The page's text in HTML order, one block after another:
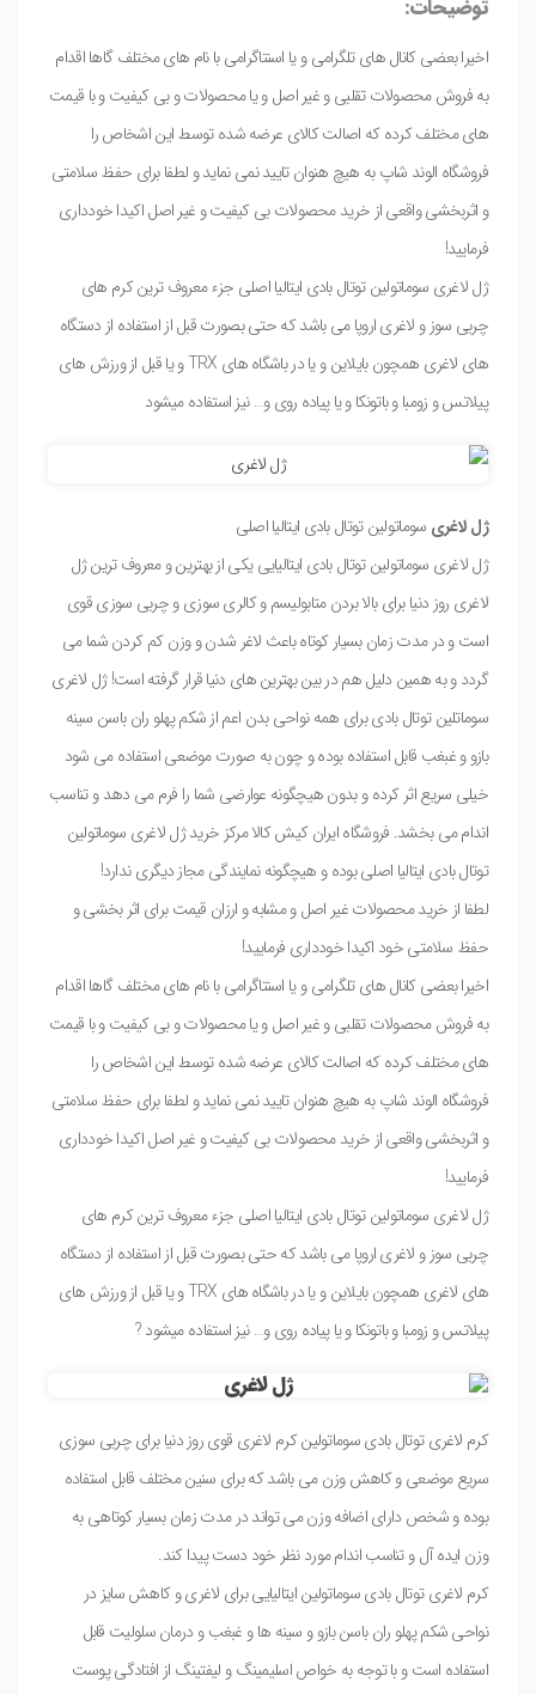
توضیحات:
اخیرا بعضی کانال های تلگرامی و یا اسنتاگرامی با نام های مختلف گاها اقدام
به فروش محصولات تقلبی و غیر اصل و یا محصولات و بی کیفیت و با قیمت
های مختلف کرده که اصالت کالای عرضه شده توسط این اشخاص را
فروشگاه الوند شاپ به هیچ هنوان تایید نمی نماید و لطفا برای حفظ سلامتی
و اثربخشی واقعی از خرید محصولات بی کیفیت و غیر اصل اکیدا خودداری
فرمایید!
ژل لاغری سوماتولین توتال بادی ایتالیا اصلی جزء معروف ترین کرم های
چربی سوز و لاغری اروپا می باشد که حتی بصورت قبل از استفاده از دستگاه
های لاغری همچون بایلاین و یا در باشگاه های TRX و یا قبل از ورزش های
پیلاتس و زومبا و باتونکا و یا پیاده روی و… نیز استفاده میشود
ژل لاغری سوماتولین توتال بادی ایتالیا اصلی
ژل لاغری سوماتولین توتال بادی ایتالیایی یکی از بهترین و معروف ترین ژل
لاغری روز دنیا برای بالا بردن متابولیسم و کالری سوزی و چربی سوزی قوی
است و در مدت زمان بسیار کوتاه باعث لاغر شدن و وزن کم کردن شما می
گردد و به همین دلیل هم در بین بهترین های دنیا قرار گرفته است! ژل لاغری
سوماتلین توتال بادی برای همه نواحی بدن اعم از شکم پهلو ران باسن سینه
بازو و غبغب قابل استفاده بوده و چون به صورت موضعی استفاده می شود
خیلی سریع اثر کرده و بدون هیچگونه عوارضی شما را فرم می دهد و تناسب
اندام می بخشد. فروشگاه ایران کیش کالا مرکز خرید ژل لاغری سوماتولین
توتال بادی ایتالیا اصلی بوده و هیچگونه نمایندگی مجاز دیگری ندارد!
لطفا از خرید محصولات غیر اصل و مشابه و ارزان قیمت برای اثر بخشی و
حفظ سلامتی خود اکیدا خودداری فرمایید!
اخیرا بعضی کانال های تلگرامی و یا اسنتاگرامی با نام های مختلف گاها اقدام
به فروش محصولات تقلبی و غیر اصل و یا محصولات و بی کیفیت و با قیمت
های مختلف کرده که اصالت کالای عرضه شده توسط این اشخاص را
فروشگاه الوند شاپ به هیچ هنوان تایید نمی نماید و لطفا برای حفظ سلامتی
و اثربخشی واقعی از خرید محصولات بی کیفیت و غیر اصل اکیدا خودداری
فرمایید!
ژل لاغری سوماتولین توتال بادی ایتالیا اصلی جزء معروف ترین کرم های
چربی سوز و لاغری اروپا می باشد که حتی بصورت قبل از استفاده از دستگاه
های لاغری همچون بایلاین و یا در باشگاه های TRX و یا قبل از ورزش های
پیلاتس و زومبا و باتونکا و یا پیاده روی و… نیز استفاده میشود ?
کرم لاغری توتال بادی سوماتولین کرم لاغری قوی روز دنیا برای چربی سوزی
سریع موضعی و کاهش وزن می باشد که برای سنین مختلف قابل استفاده
بوده و شخص دارای اضافه وزن می تواند در مدت زمان بسیار کوتاهی به
وزن ایده آل و تناسب اندام مورد نظر خود دست پیدا کند.
کرم لاغری توتال بادی سوماتولین ایتالیایی برای لاغری و کاهش سایز در
نواحی شکم پهلو ران باسن بازو و سینه ها و غبغب و درمان سلولیت قابل
استفاده است و با توجه به خواص اسلیمینگ و لیفتینگ از افتادگی پوست